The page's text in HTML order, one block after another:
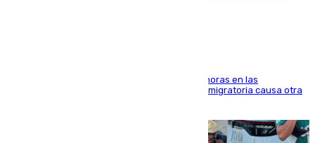
El accidente se produjo alrededor de las 8.00 horas en las
inmediaciones del espigón de Benzú y la crisis migratoria causa otra